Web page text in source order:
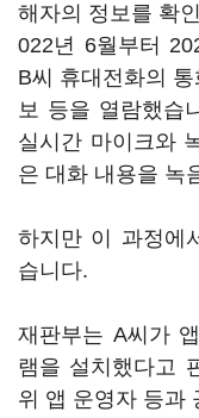
해자의 정보를 확
022년 6월부터
B씨 휴대전화의
보 등을 열람했습
실시간 마이크와
은 대화 내용을 녹
하지만 이 과정에
습니다.
재판부는 A씨가
램을 설치했다고
위 앱 운영자 등과